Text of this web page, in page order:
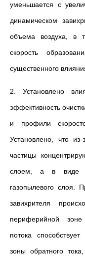
уменьшается с
динамическом
объема воздуха, в
скорость
существенного
2. Установлено
эффективность
и профили
Установлено, что
частицы
слоем, а в виде
газопылевого слоя.
завихрителя
периферийной
потока
зоны обратного